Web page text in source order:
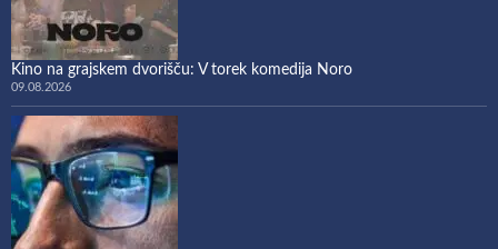
Kino na grajskem dvorišču: V torek komedija Noro
09.08.2026